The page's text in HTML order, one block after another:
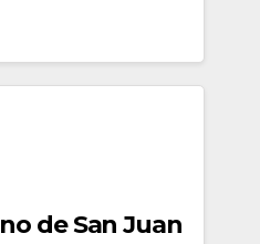
de San Juan